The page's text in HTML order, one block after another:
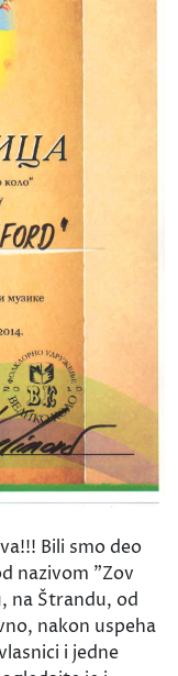
Bili smo deo
nazivom "Zov
na Štrandu, od
nakon uspeha
i jedne